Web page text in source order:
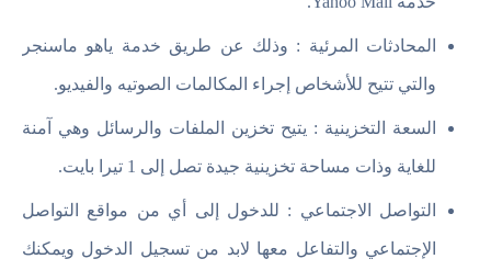
المحادثات المرئية : وذلك عن طريق خدمة ياهو ماسنجر
والتي تتيح للأشخاص إجراء المكالمات الصوتيه والفيديو.
السعة التخزينية : يتيح تخزين الملفات والرسائل وهي آمنة
للغاية وذات مساحة تخزينية جيدة تصل إلى 1 تيرا بايت.
التواصل الاجتماعي : للدخول إلى أي من مواقع التواصل
الإجتماعي والتفاعل معها لابد من تسجيل الدخول ويمكنك